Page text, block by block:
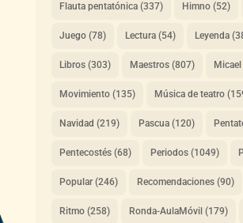
Flauta pentatónica(337) Himno(52)
Juego(78) Lectura(54) Leyenda
Libros(303) Maestros(807) Micael
Movimiento(135) Música de teatro
Navidad (219) Pascua(120)
Pentecostés(68) Periodos(1049)
Popular(246) Recomendaciones(90)
Ritmo(258) Ronda-AulaMóvil (179)